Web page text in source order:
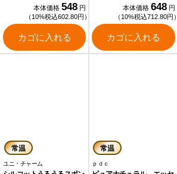
本体価格 548 円
（10%税込602.80円）
カゴに入れる
本体価格 648 円
（10%税込712.80円）
カゴに入れる
常温
ユニ・チャーム
常温
ｐｄｃ